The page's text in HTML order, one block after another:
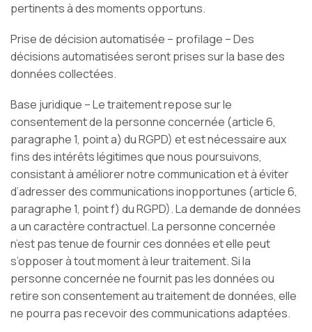
pertinents à des moments opportuns.
Prise de décision automatisée – profilage – Des
décisions automatisées seront prises sur la base des
données collectées.
Base juridique – Le traitement repose sur le
consentement de la personne concernée (article 6,
paragraphe 1, point a) du RGPD) et est nécessaire aux
fins des intérêts légitimes que nous poursuivons,
consistant à améliorer notre communication et à éviter
d’adresser des communications inopportunes (article 6,
paragraphe 1, point f) du RGPD). La demande de données
a un caractère contractuel. La personne concernée
n’est pas tenue de fournir ces données et elle peut
s’opposer à tout moment à leur traitement. Si la
personne concernée ne fournit pas les données ou
retire son consentement au traitement de données, elle
ne pourra pas recevoir des communications adaptées.